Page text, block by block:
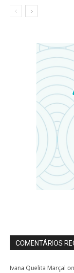
COMENTÁRIOS
Ivana Quelita Marçal on